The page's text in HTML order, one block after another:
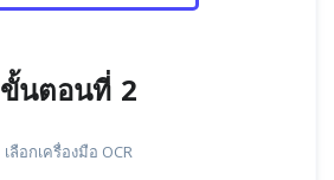
ขั้นตอนที่ 2
เลือกเครื่องมือ OCR